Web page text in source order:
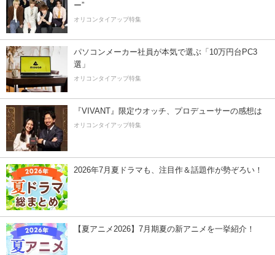
ー”
オリコンタイアップ特集
パソコンメーカー社員が本気で選ぶ「10万円台PC3
選」
オリコンタイアップ特集
『VIVANT』限定ウオッチ、プロデューサーの感想は
オリコンタイアップ特集
2026年7月夏ドラマも、注目作＆話題作が勢ぞろい！
【夏アニメ2026】7月期夏の新アニメを一挙紹介！